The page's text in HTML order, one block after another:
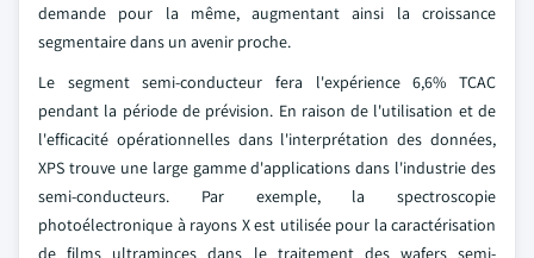
demande pour la même, augmentant ainsi la croissance
segmentaire dans un avenir proche.
Le segment semi-conducteur fera l'expérience 6,6% TCAC
pendant la période de prévision. En raison de l'utilisation et de
l'efficacité opérationnelles dans l'interprétation des données,
XPS trouve une large gamme d'applications dans l'industrie des
semi-conducteurs. Par exemple, la spectroscopie
photoélectronique à rayons X est utilisée pour la caractérisation
de films ultraminces dans le traitement des wafers semi-